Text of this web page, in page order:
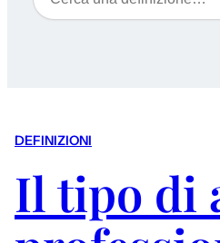
DEFINIZIONI
Il tipo di